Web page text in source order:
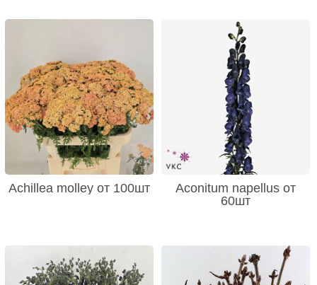
Achillea molley от 100шт
Aconitum napellus от
60шт